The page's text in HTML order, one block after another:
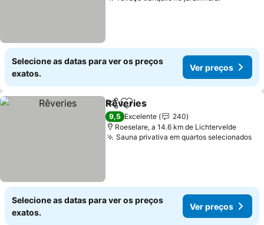
Selecione as datas para ver os preços
exatos.
Ver preços
PartilharAdicionar aos favoritos
Rêveries
9,5 Excelente
240
Roeselare, a 14.6 km de Lichtervelde
Sauna privativa em quartos selecionados
Selecione as datas para ver os preços
exatos.
Ver preços